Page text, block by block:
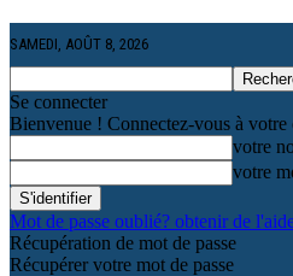
SAMEDI, AOÛT 8, 2026
Se connecter
Bienvenue ! Connectez-vous à votre
votre
votre
Mot de passe oublié? obtenir de
Récupération de mot de passe
Récupérer votre mot de passe